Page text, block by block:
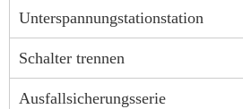
Unterspannungstationstation
Schalter trennen
Ausfallsicherungsserie